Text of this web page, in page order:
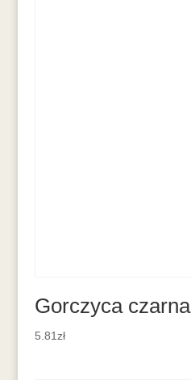
Gorczyca czarna
5.81zł